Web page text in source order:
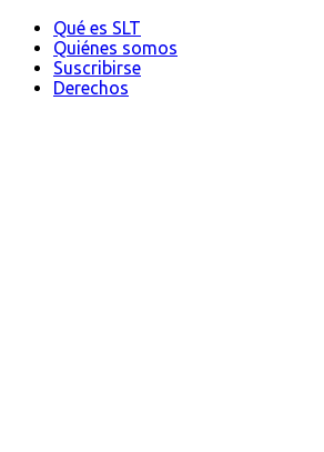
Qué es SLT
Quiénes somos
Suscribirse
Derechos